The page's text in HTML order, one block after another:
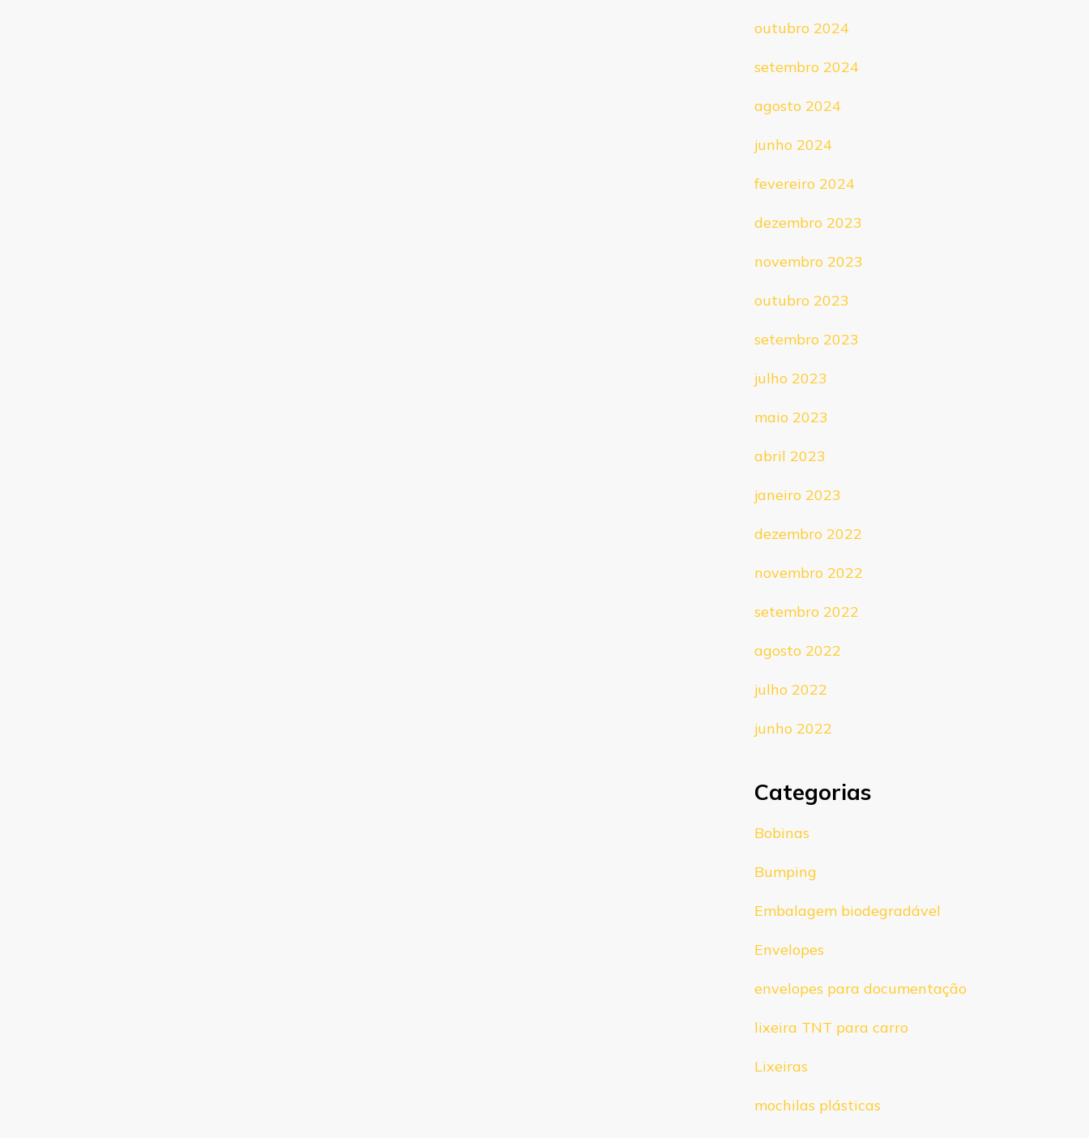
outubro 2024
setembro 2024
agosto 2024
junho 2024
fevereiro 2024
dezembro 2023
novembro 2023
outubro 2023
setembro 2023
julho 2023
maio 2023
abril 2023
janeiro 2023
dezembro 2022
novembro 2022
setembro 2022
agosto 2022
julho 2022
junho 2022
Categorias
Bobinas
Bumping
Embalagem biodegradável
Envelopes
envelopes para documentação
lixeira TNT para carro
Lixeiras
mochilas plásticas